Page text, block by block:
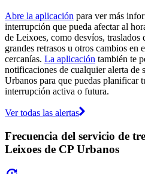
Abre la aplicación para ver más
interrupción que pueda afectar al
de Leixoes, como desvíos, traslados
grandes retrasos u otros cambios en
cercanías. La aplicación también te
notificaciones de cualquier alerta de
Urbanos para que puedas planificar
interrupción activa o futura.
Ver todas las alertas
Frecuencia del servicio de
Leixoes de CP Urbanos